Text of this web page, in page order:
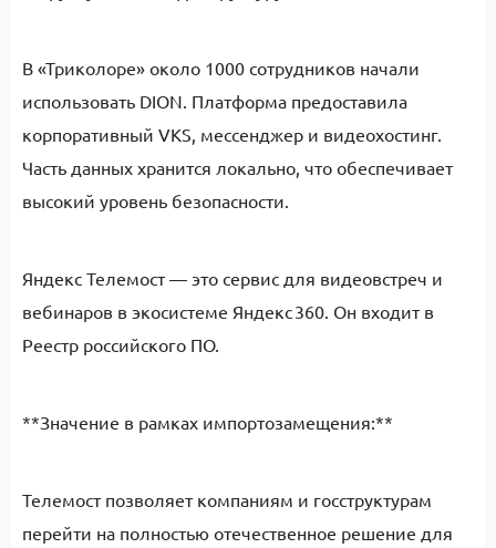
В «Триколоре» около 1000 сотрудников начали
использовать DION. Платформа предоставила
корпоративный VKS, мессенджер и видеохостинг.
Часть данных хранится локально, что обеспечивает
высокий уровень безопасности.
Яндекс Телемост — это сервис для видеовстреч и
вебинаров в экосистеме Яндекс 360. Он входит в
Реестр российского ПО.
**Значение в рамках импортозамещения:**
Телемост позволяет компаниям и госструктурам
перейти на полностью отечественное решение для